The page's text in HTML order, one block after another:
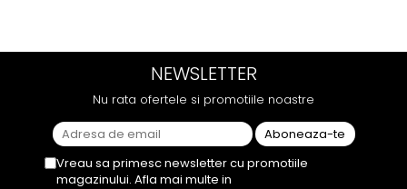
NEWSLETTER
Nu rata ofertele si promotiile noastre
Vreau sa primesc newsletter cu promotiile
magazinului. Afla mai multe in